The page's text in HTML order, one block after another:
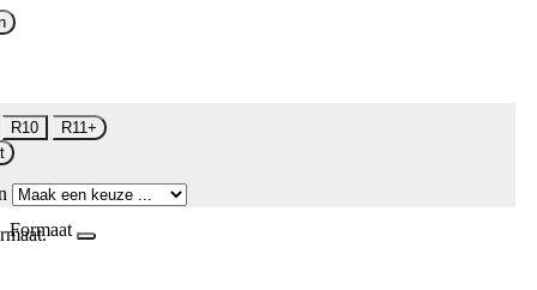
R10
R11+
Formaat